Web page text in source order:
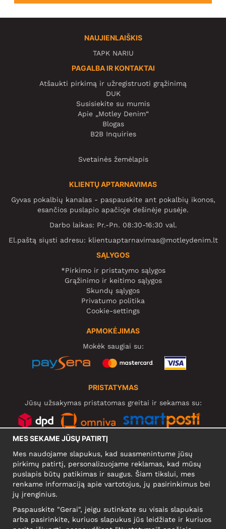
NAUJIENLAIŠKIS
TAPK NARIU
PAGALBA IR KONTAKTAI
Atšaukti pirkimą ir užregistruoti grąžinimą
DUK
Susisiekite su mumis
Apie „Motley Denim“
Blogas
B2B Inquiries
Svetainės žemėlapis
KLIENTŲ APTARNAVIMAS
Gyvas pokalbių kanalas - paspauskite ant pokalbių ikonos,
esančios puslapio apačioje dešinėje pusėje.
Darbo laikas: Pr.-Pn. 08:30-16:30 val.
El.paštą siųsti adresu: klientuaptarnavimas@motleydenim.lt
SĄLYGOS
*Pirkimo ir pristatymo sąlygos
Grąžinimo ir keitimo sąlygos
Skundų sąlygos
Privatumo politika
Cookie-settings
APMOKĖJIMAS
Mokėk saugiai su:
PRISTATYMAS
Jūsų užsakymas pristatomas greitai ir sekamas su:
KOMPANIJA
Narva mnt 5, EE-10117 Tallinn
Reg: 12356245
MES SEKAME JŪSŲ PATIRTĮ
Mes naudojame slapukus, kad suasmenintume jūsų
pirkimų patirtį, personalizuojame reklamas, kad mūsų
puslapis būtų patikimas ir saugus. Šiam tikslui, mes
renkame informaciją apie vartotojus, jų pasirinkimus bei
jų įrenginius.
Paspauskite "Gerai", jeigu sutinkate su visais slapukais
arba pasirinkite, kuriuos slapukus jūs leidžiate ir kuriuos